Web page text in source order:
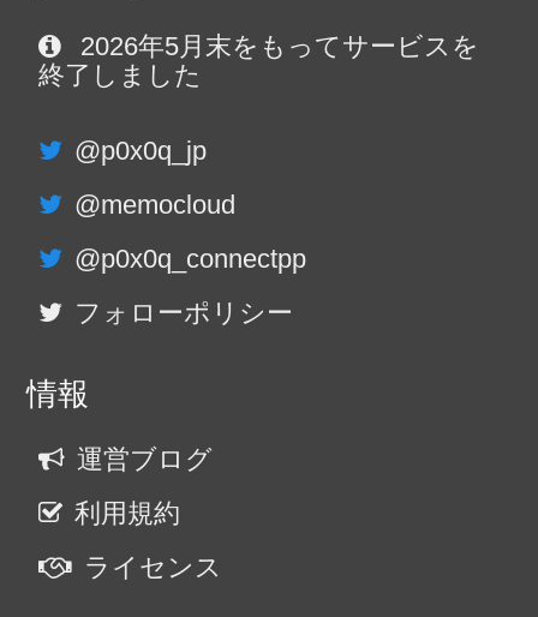
2026年5月末をもってサービスを
終了しました
@p0x0q_jp
@memocloud
@p0x0q_connectpp
フォローポリシー
情報
運営ブログ
利用規約
ライセンス